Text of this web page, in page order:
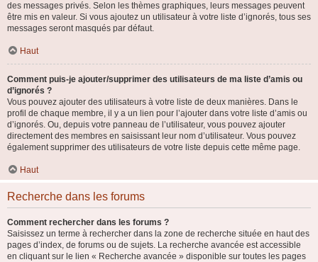
des messages privés. Selon les thèmes graphiques, leurs messages peuvent
être mis en valeur. Si vous ajoutez un utilisateur à votre liste d’ignorés, tous ses
messages seront masqués par défaut.
Haut
Comment puis-je ajouter/supprimer des utilisateurs de ma liste d’amis ou
d’ignorés ?
Vous pouvez ajouter des utilisateurs à votre liste de deux manières. Dans le
profil de chaque membre, il y a un lien pour l’ajouter dans votre liste d’amis ou
d’ignorés. Ou, depuis votre panneau de l’utilisateur, vous pouvez ajouter
directement des membres en saisissant leur nom d’utilisateur. Vous pouvez
également supprimer des utilisateurs de votre liste depuis cette même page.
Haut
Recherche dans les forums
Comment rechercher dans les forums ?
Saisissez un terme à rechercher dans la zone de recherche située en haut des
pages d’index, de forums ou de sujets. La recherche avancée est accessible
en cliquant sur le lien « Recherche avancée » disponible sur toutes les pages